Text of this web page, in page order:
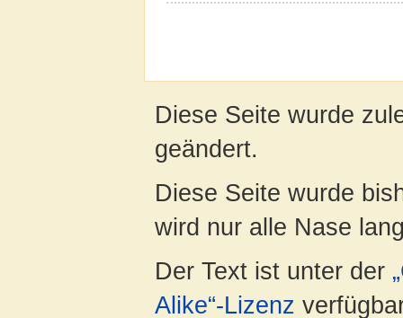
Diese Seite wurde
geändert.
Diese Seite wurde
wird nur alle Nase
Der Text ist unter der
Alike“-Lizenz